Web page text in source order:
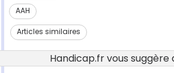
AAH
Articles similaires
Handicap.fr vous suggère